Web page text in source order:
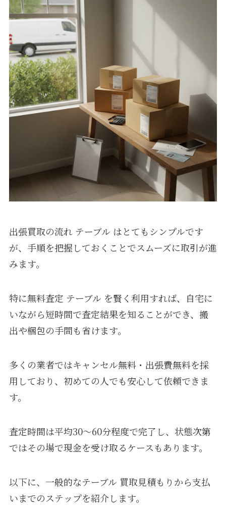
出張買取の流れ テーブル はとてもシンプルです
が、手順を把握しておくことでスムーズに取引が進
みます。
特に無料査定 テーブル を賢く利用すれば、自宅に
いながら短時間で査定結果を知ることができ、搬
出や梱包の手間も省けます。
多くの業者ではキャンセル無料・出張費無料を採
用しており、初めての人でも安心して依頼できま
す。
査定時間は平均30〜60分程度で完了し、状態次第
ではその場で現金を受け取るケースもあります。
以下に、一般的なテーブル 買取見積もりから支払
いまでのステップを紹介します。